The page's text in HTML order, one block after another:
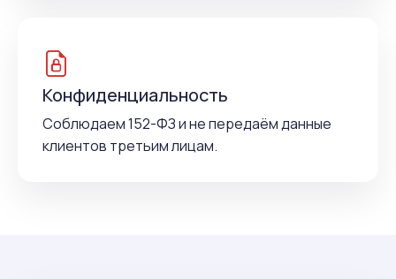
Конфиденциальность
Соблюдаем 152-ФЗ и не передаём данные
клиентов третьим лицам.